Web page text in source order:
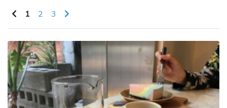
1 2 3